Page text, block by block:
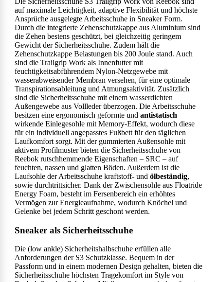
auf maximale Leichtigkeit, adaptive Flexibilität und höchste
Ansprüche ausgelegte Arbeitsschuhe in Sneaker Form.
Durch die integrierte Zehenschutzkappe aus Aluminium sind
die Zehen bestens geschützt, bei gleichzeitig geringem
Gewicht der Sicherheitsschuhe. Zudem hält die
Zehenschutzkappe Belastungen bis 200 Joule stand. Auch
sind die Trailgrip Work als Innenfutter mit
feuchtigkeitsabführendem Nylon-Netzgewebe mit
wasserabweisender Membran versehen, für eine optimale
Transpirationsableitung und Atmungsaktivität. Zusätzlich
sind die Sicherheitsschuhe mit einem wasserdichten
Außengewebe aus Vollleder überzogen. Die Arbeitsschuhe
besitzen eine ergonomisch geformte und antistatisch
wirkende Einlegesohle mit Memory-Effekt, wodurch diese
für ein individuell angepasstes Fußbett für den täglichen
Laufkomfort sorgt. Mit der gummierten Außensohle mit
aktivem Profilmuster bieten die Sicherheitsschuhe von
Reebok rutschhemmende Eigenschaften – SRC – auf
feuchten, nassen und glatten Böden. Außerdem ist die
Laufsohle der Arbeitsschuhe kraftstoff- und ölbeständig,
sowie durchtrittsicher. Dank der Zwischensohle aus Floatride
Energy Foam, besteht im Fersenbereich ein erhöhtes
Vermögen zur Energieaufnahme, wodurch Knöchel und
Gelenke bei jedem Schritt geschont werden.
Sneaker als Sicherheitsschuhe
Die (low ankle) Sicherheitshalbschuhe erfüllen alle
Anforderungen der S3 Schutzklasse. Bequem in der
Passform und in einem modernen Design gehalten, bieten die
Sicherheitsschuhe höchsten Tragekomfort im Style von